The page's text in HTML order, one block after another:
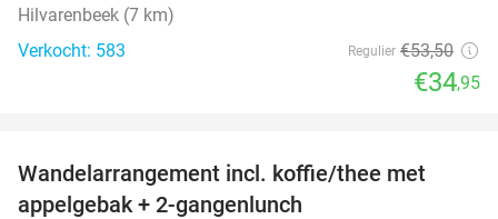
Hilvarenbeek (7 km)
Verkocht: 583
Regulier €53,50
€34,95
Wandelarrangement incl. koffie/thee met
appelgebak + 2-gangenlunch